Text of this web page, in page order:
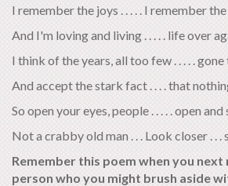
I remember the joys . . . . . I remember the
And I'm loving and living . . . . . life over
I think of the years, all too few . . . . .
And accept the stark fact . . . . that
So open your eyes, people . . . . . open and
Not a crabby old man . . . Look closer . . .
Remember this poem when you next
person who you might brush aside